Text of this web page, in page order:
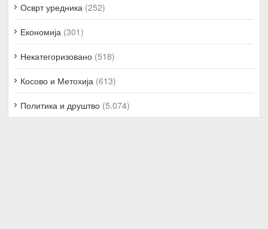
Осврт уредника (252)
Економија (301)
Некатегоризовано (518)
Косово и Метохија (613)
Политика и друштво (5.074)